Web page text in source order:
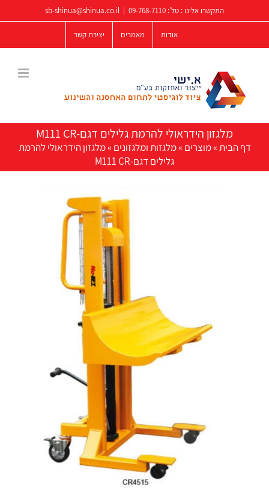
לתוכן
התקשרו אלינו : טל': 09-768-7110
sb-shinua@shinua.co.il
אודות מאמרים יצירת קשר
מלגזון הידראולי להרמת גלילים דגם-M111 CR
דף הבית»מוצרים »מלגזות ומלגזונים »מלגזון הידראולי להרמת
גלילים דגם-M111 CR